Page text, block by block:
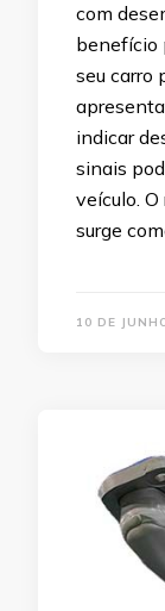
com
benefício
seu carro
indicar
sinais
veículo.
surge
10 DE